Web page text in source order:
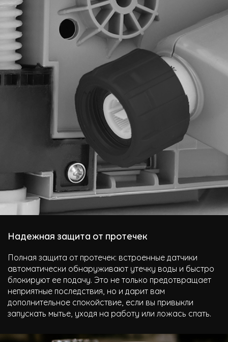
Надежная защита от протечек
Полная защита от протечек: встроенные датчики
автоматически обнаруживают утечку воды и быстро
блокируют ее подачу. Это не только предотвращает
неприятные последствия, но и дарит вам
дополнительное спокойствие, если вы привыкли
запускать мытье, уходя на работу или ложась спать.